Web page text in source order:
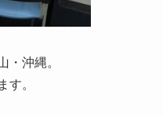
・沖縄。
す。